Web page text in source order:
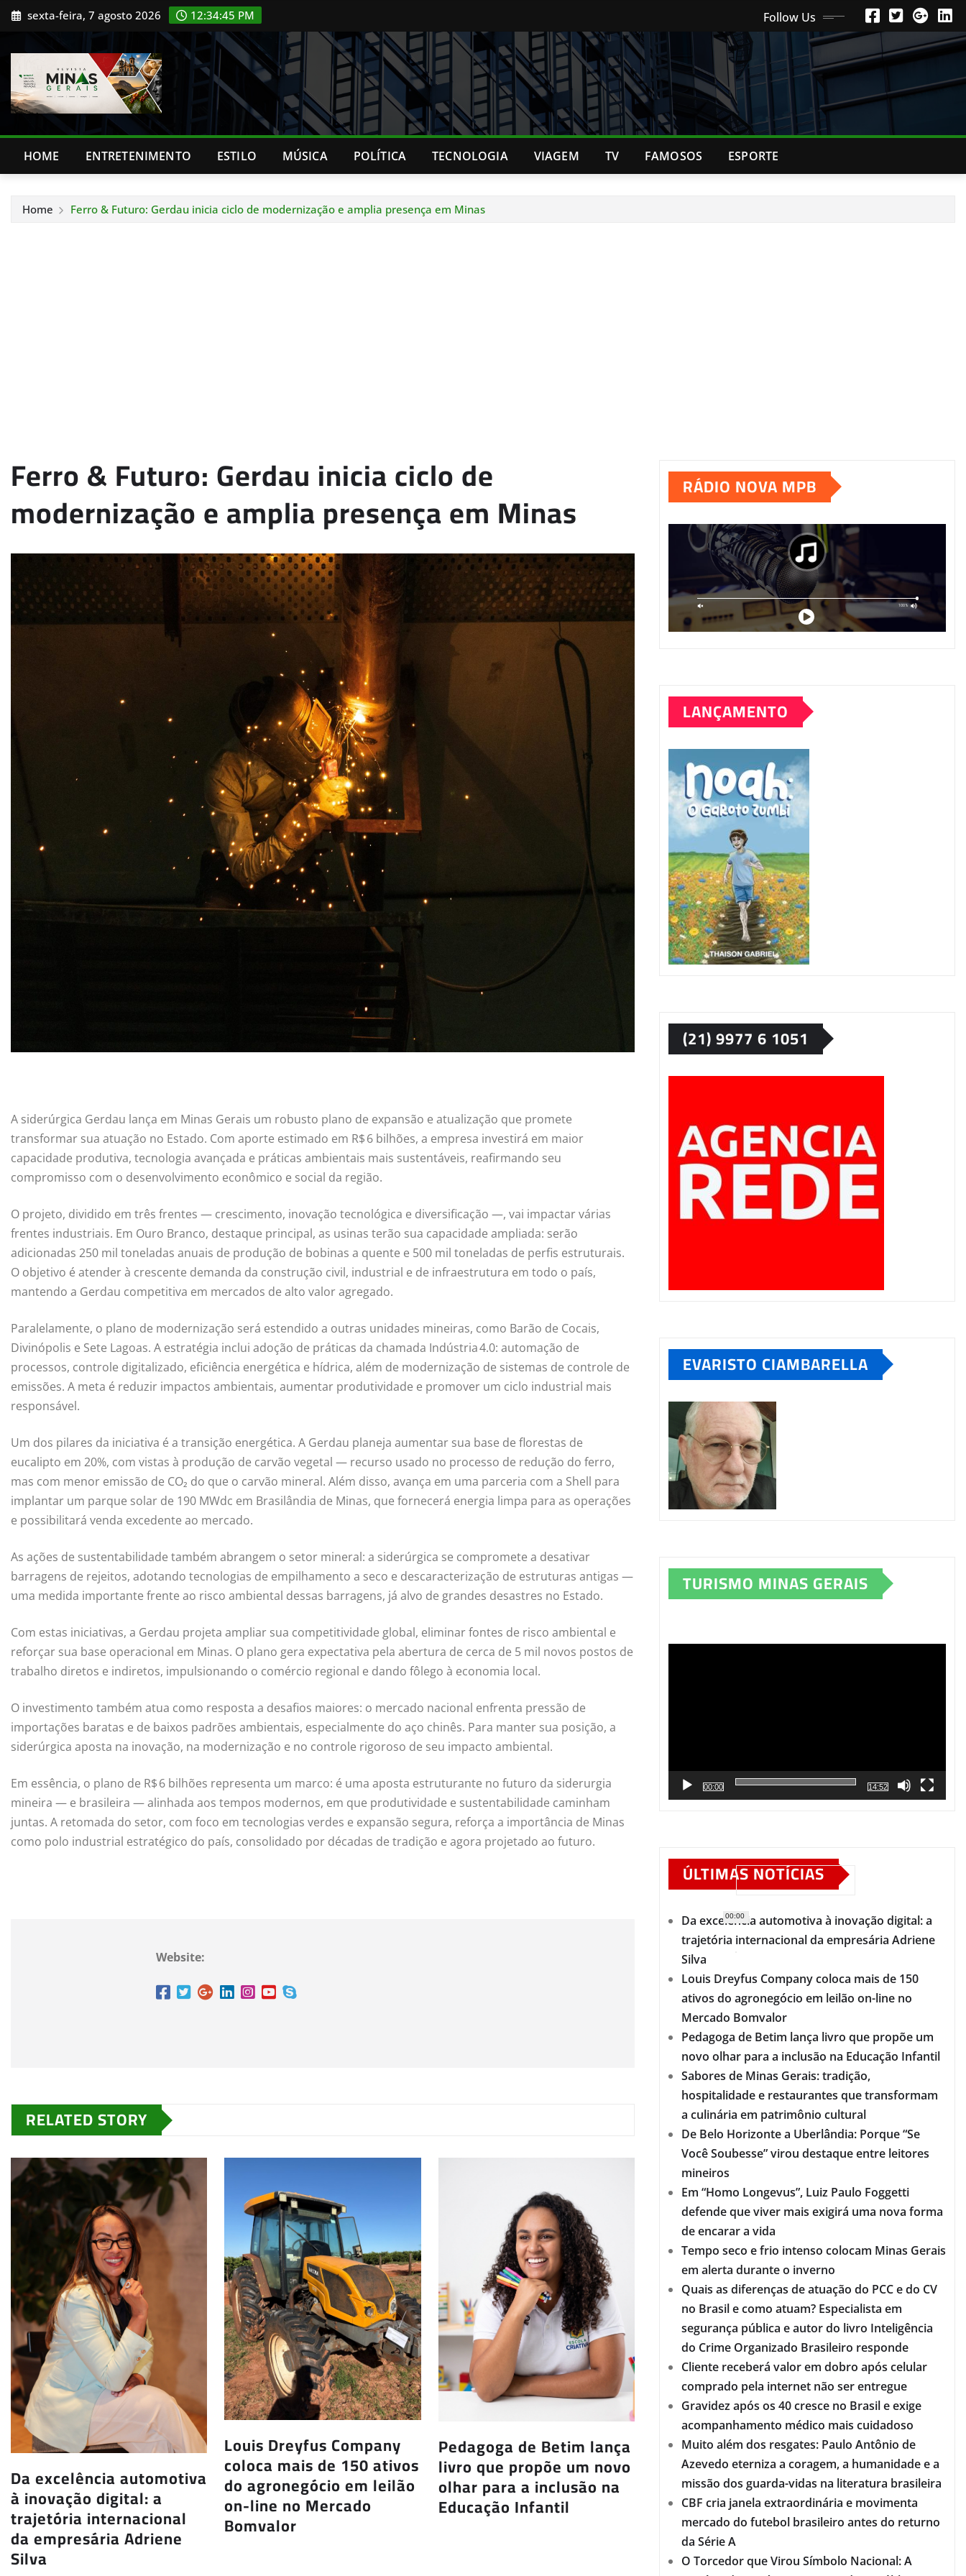
Skip sexta-feira, 7 agosto 2026 12:34:47 PM Follow Us
HOME ENTRETENIMENTO ESTILO MÚSICA POLÍTICA TECNOLOGIA VIAGEM TV FAMOSOS ESPORTE
Home Ferro & Futuro: Gerdau inicia ciclo de modernização e amplia presença em Minas
Ferro & Futuro: Gerdau inicia ciclo de
modernização e amplia presença em Minas
A siderúrgica Gerdau lança em Minas Gerais um robusto plano de expansão e atualização que promete
transformar sua atuação no Estado. Com aporte estimado em R$ 6 bilhões, a empresa investirá em maior
capacidade produtiva, tecnologia avançada e práticas ambientais mais sustentáveis, reafirmando seu
compromisso com o desenvolvimento econômico e social da região.
O projeto, dividido em três frentes — crescimento, inovação tecnológica e diversificação —, vai impactar várias
frentes industriais. Em Ouro Branco, destaque principal, as usinas terão sua capacidade ampliada: serão
adicionadas 250 mil toneladas anuais de produção de bobinas a quente e 500 mil toneladas de perfis estruturais.
O objetivo é atender à crescente demanda da construção civil, industrial e de infraestrutura em todo o país,
mantendo a Gerdau competitiva em mercados de alto valor agregado.
Paralelamente, o plano de modernização será estendido a outras unidades mineiras, como Barão de Cocais,
Divinópolis e Sete Lagoas. A estratégia inclui adoção de práticas da chamada Indústria 4.0: automação de
processos, controle digitalizado, eficiência energética e hídrica, além de modernização de sistemas de controle de
emissões. A meta é reduzir impactos ambientais, aumentar produtividade e promover um ciclo industrial mais
responsável.
Um dos pilares da iniciativa é a transição energética. A Gerdau planeja aumentar sua base de florestas de
eucalipto em 20%, com vistas à produção de carvão vegetal — recurso usado no processo de redução do ferro,
mas com menor emissão de CO₂ do que o carvão mineral. Além disso, avança em uma parceria com a Shell para
implantar um parque solar de 190 MWdc em Brasilândia de Minas, que fornecerá energia limpa para as operações
e possibilitará venda excedente ao mercado.
As ações de sustentabilidade também abrangem o setor mineral: a siderúrgica se compromete a desativar
barragens de rejeitos, adotando tecnologias de empilhamento a seco e descaracterização de estruturas antigas —
uma medida importante frente ao risco ambiental dessas barragens, já alvo de grandes desastres no Estado.
Com estas iniciativas, a Gerdau projeta ampliar sua competitividade global, eliminar fontes de risco ambiental e
reforçar sua base operacional em Minas. O plano gera expectativa pela abertura de cerca de 5 mil novos postos de
trabalho diretos e indiretos, impulsionando o comércio regional e dando fôlego à economia local.
O investimento também atua como resposta a desafios maiores: o mercado nacional enfrenta pressão de
importações baratas e de baixos padrões ambientais, especialmente do aço chinês. Para manter sua posição, a
siderúrgica aposta na inovação, na modernização e no controle rigoroso de seu impacto ambiental.
Em essência, o plano de R$ 6 bilhões representa um marco: é uma aposta estruturante no futuro da siderurgia
mineira — e brasileira — alinhada aos tempos modernos, em que produtividade e sustentabilidade caminham
juntas. A retomada do setor, com foco em tecnologias verdes e expansão segura, reforça a importância de Minas
como polo industrial estratégico do país, consolidado por décadas de tradição e agora projetado ao futuro.
Website:
RELATED STORY
Da excelência automotiva
à inovação digital: a
trajetória internacional
da empresária Adriene
Silva
Louis Dreyfus Company
coloca mais de 150 ativos
do agronegócio em leilão
on-line no Mercado
Bomvalor
Pedagoga de Betim lança
livro que propõe um novo
olhar para a inclusão na
Educação Infantil
RÁDIO NOVA MPB
LANÇAMENTO
(21) 9977 6 1051
EVARISTO CIAMBARELLA
TURISMO MINAS GERAIS
00:00
00:00
14:52
ÚLTIMAS NOTÍCIAS
Da excelência automotiva à inovação digital: a
trajetória internacional da empresária Adriene
Silva
Louis Dreyfus Company coloca mais de 150
ativos do agronegócio em leilão on-line no
Mercado Bomvalor
Pedagoga de Betim lança livro que propõe um
novo olhar para a inclusão na Educação Infantil
Sabores de Minas Gerais: tradição,
hospitalidade e restaurantes que transformam
a culinária em patrimônio cultural
De Belo Horizonte a Uberlândia: Porque “Se
Você Soubesse” virou destaque entre leitores
mineiros
Em “Homo Longevus”, Luiz Paulo Foggetti
defende que viver mais exigirá uma nova forma
de encarar a vida
Tempo seco e frio intenso colocam Minas Gerais
em alerta durante o inverno
Quais as diferenças de atuação do PCC e do CV
no Brasil e como atuam? Especialista em
segurança pública e autor do livro Inteligência
do Crime Organizado Brasileiro responde
Cliente receberá valor em dobro após celular
comprado pela internet não ser entregue
Gravidez após os 40 cresce no Brasil e exige
acompanhamento médico mais cuidadoso
Muito além dos resgates: Paulo Antônio de
Azevedo eterniza a coragem, a humanidade e a
missão dos guarda-vidas na literatura brasileira
CBF cria janela extraordinária e movimenta
mercado do futebol brasileiro antes do returno
da Série A
O Torcedor que Virou Símbolo Nacional: A